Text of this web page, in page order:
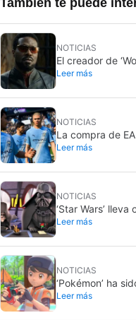
NOTICIAS
El creador de
Day’ no
Leer más
NOTICIAS
La compra de
finalizada, y eso
Leer más
NOTICIAS
‘Star Wars’
años. Ahora por
Leer más
NOTICIAS
‘Pokémon’ ha
jamás querría:
Leer más